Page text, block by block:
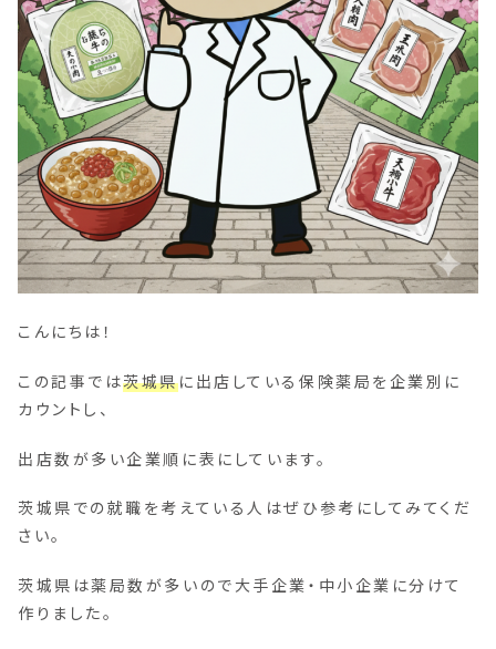
こんにちは！
この記事では茨城県に出店している保険薬局を企業別に
カウントし、
出店数が多い企業順に表にしています。
茨城県での就職を考えている人はぜひ参考にしてみてくだ
さい。
茨城県は薬局数が多いので大手企業・中小企業に分けて
作りました。